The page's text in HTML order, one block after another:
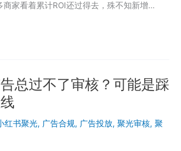
商家看着累计ROI还过得去，殊不知新增…
总过不了审核？可能是踩
红书聚光, 广告合规, 广告投放, 聚光审核, 聚